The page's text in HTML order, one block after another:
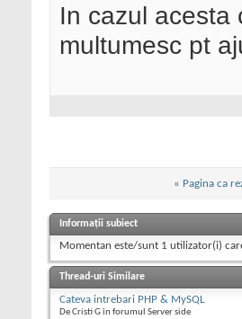
In cazul acesta
multumesc pt
« Pagina ca
Informații subiect
Momentan este/sunt 1 utilizator(i)
Thread-uri Similare
Cateva intrebari PHP & MySQL
De Cristi G în forumul Server side